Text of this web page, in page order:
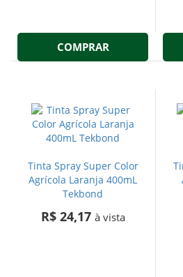
COMPRAR
Tinta Spray Super Color
Agrícola Laranja 400mL
Tekbond
R$ 24,17 à vista